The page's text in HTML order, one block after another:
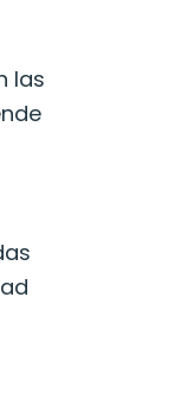
las